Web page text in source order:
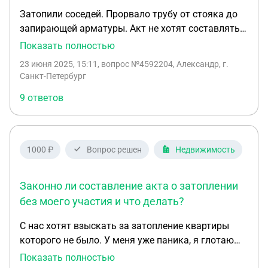
Затопили соседей. Прорвало трубу от стояка до
запирающей арматуры. Акт не хотят составлять.
Хотят заварить трубу, а с актом потом как-
что делать. Давят, что не пусааю в квартиру
фиксации поломки. Там просто написано, что
течь в месте до арматуры. Что мне нужно
предпринять? 9 этажей без холодной водв
Показать полностью
23 июня 2025, 15:11 , вопрос №4592204, Александр, г.
Санкт-Петербург
9 ответов
1000 ₽ Вопрос решен Недвижимость
Законно ли составление акта о затоплении
без моего участия и что делать?
С нас хотят взыскать за затопление квартиры
которого не было. У меня уже паника, я глотаю
антидепрессанты мне плохо!!! 01.04.2025 года мы
Показать полностью